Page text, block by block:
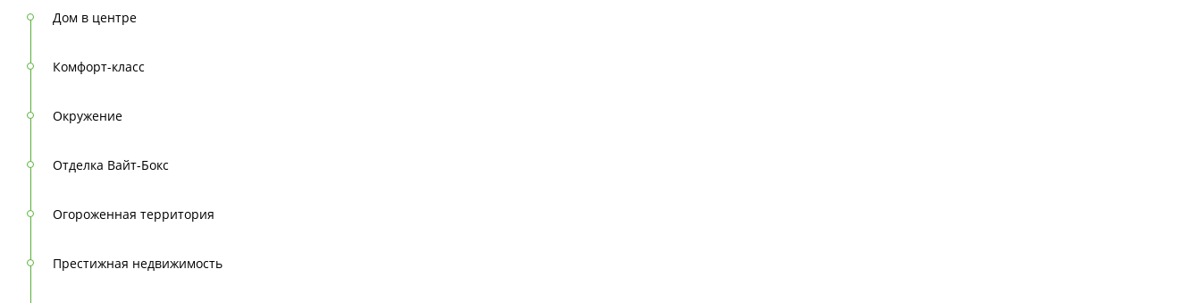
Грани
Дом сдан
Дом в центре
Комфорт-класс
Окружение
Отделка Вайт-Бокс
Огороженная территория
Престижная недвижимость